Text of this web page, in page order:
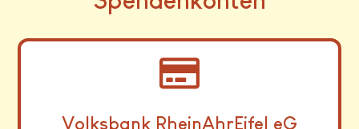
Volksbank RheinAhrEifel eG